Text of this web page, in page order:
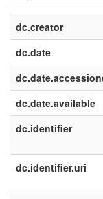
dc.creator
dc.date
dc.date.available
dc.identifier
dc.identifier.uri